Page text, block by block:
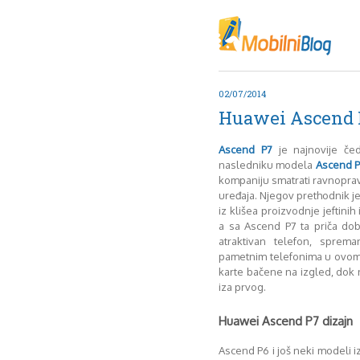
Juni
02/07/2014
Huawei Ascend
Ascend P7je najnovije
nasledniku modela Ascend
kompaniju smatrati
uređaja. Njegov prethodnik
iz klišea proizvodnje jeftinih
a sa Ascend P7 ta priča
atraktivan telefon,
pametnim telefonima u
karte bačene na izgled,
iza prvog.
Huawei Ascend P7 dizajn
Ascend P6 i još neki modeli